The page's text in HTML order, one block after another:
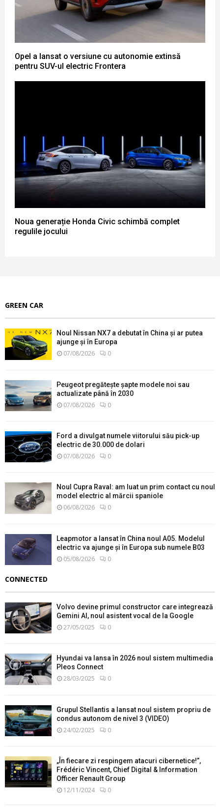
Opel a lansat o versiune cu autonomie extinsă
pentru SUV-ul electric Frontera
Noua generație Honda Civic schimbă complet
regulile jocului
GREEN CAR
Noul Nissan NX7 a debutat în China și ar putea
ajunge și în Europa
07/08/2026 0
Peugeot pregătește șapte modele noi sau
actualizate până în 2030
07/08/2026 0
Ford a divulgat numele viitorului său pick-up
electric de 30.000 de dolari
07/08/2026 0
Noul Cupra Raval: am luat un prim contact cu noul
model electric al mărcii spaniole
06/08/2026 0
Leapmotor a lansat în China noul A05. Modelul
electric va ajunge și în Europa sub numele B03
05/08/2026 0
CONNECTED
Volvo devine primul constructor care integrează
Gemini AI, noul asistent vocal de la Google
27/05/2025 0
Hyundai va lansa în 2026 noul sistem multimedia
Pleos Connect
28/03/2025 0
Grupul Stellantis a lansat noul sistem propriu de
condus autonom de nivel 3 (VIDEO)
24/02/2025 0
„În fiecare zi respingem atacuri cibernetice!”,
Frédéric Vincent, Chief Digital & Information
Officer Renault Group
12/11/2024 0